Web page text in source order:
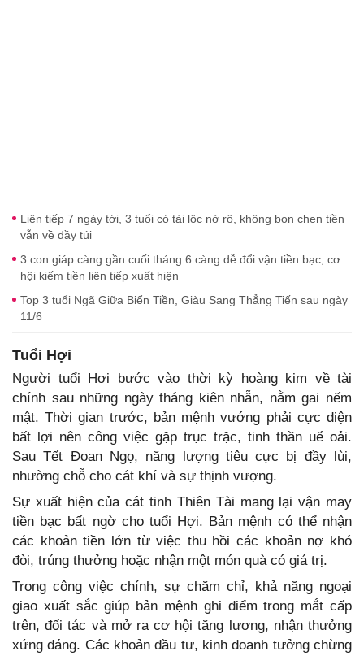
Liên tiếp 7 ngày tới, 3 tuổi có tài lộc nở rộ, không bon chen tiền
vẫn về đầy túi
3 con giáp càng gần cuối tháng 6 càng dễ đổi vận tiền bạc, cơ
hội kiếm tiền liên tiếp xuất hiện
Top 3 tuổi Ngã Giữa Biển Tiền, Giàu Sang Thẳng Tiến sau ngày
11/6
Tuổi Hợi
Người tuổi Hợi bước vào thời kỳ hoàng kim về tài
chính sau những ngày tháng kiên nhẫn, nằm gai nếm
mật. Thời gian trước, bản mệnh vướng phải cực diện
bất lợi nên công việc gặp trục trặc, tinh thần uể oải.
Sau Tết Đoan Ngọ, năng lượng tiêu cực bị đầy lùi,
nhường chỗ cho cát khí và sự thịnh vượng.
Sự xuất hiện của cát tinh Thiên Tài mang lại vận may
tiền bạc bất ngờ cho tuổi Hợi. Bản mệnh có thể nhận
các khoản tiền lớn từ việc thu hồi các khoản nợ khó
đòi, trúng thưởng hoặc nhận một món quà có giá trị.
Trong công việc chính, sự chăm chỉ, khả năng ngoại
giao xuất sắc giúp bản mệnh ghi điểm trong mắt cấp
trên, đối tác và mở ra cơ hội tăng lương, nhận thưởng
xứng đáng. Các khoản đầu tư, kinh doanh tưởng chừng